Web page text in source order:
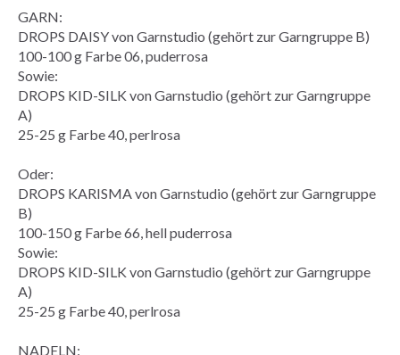
GARN:
DROPS DAISY von Garnstudio (gehört zur Garngruppe B)
100-100 g Farbe 06, puderrosa
Sowie:
DROPS KID-SILK von Garnstudio (gehört zur Garngruppe
A)
25-25 g Farbe 40, perlrosa
Oder:
DROPS KARISMA von Garnstudio (gehört zur Garngruppe
B)
100-150 g Farbe 66, hell puderrosa
Sowie:
DROPS KID-SILK von Garnstudio (gehört zur Garngruppe
A)
25-25 g Farbe 40, perlrosa
NADELN: